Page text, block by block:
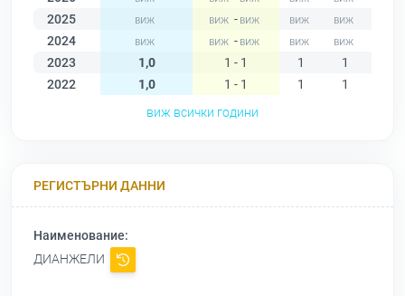
2025
-
2024
-
2023
1,0 1 - 1 1 1
2022
1,0 1 - 1 1 1
виж всички години
РЕГИСТЪРНИ ДАННИ
Наименование:
ДИАНЖЕЛИ